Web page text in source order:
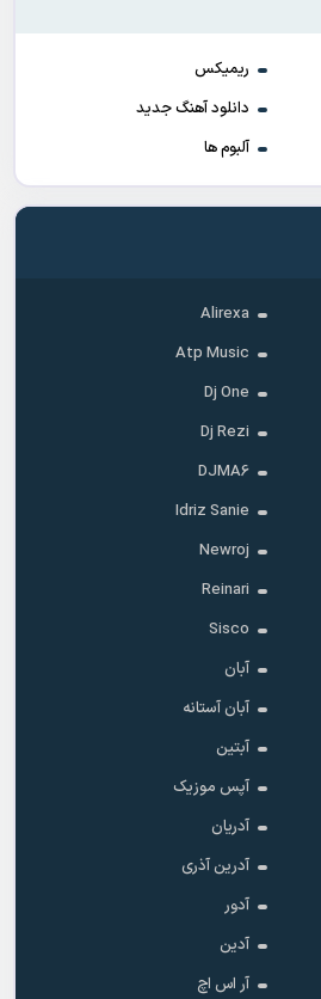
ریمیکس
دانلود آهنگ جدید
آلبوم ها
Alirexa
Atp Music
Dj One
Dj Rezi
DJMA6
Idriz Sanie
Newroj
Reinari
Sisco
آبان
آبان آستانه
آبتین
آپس موزیک
آدریان
آدرین آذری
آدور
آدین
آر اس اچ